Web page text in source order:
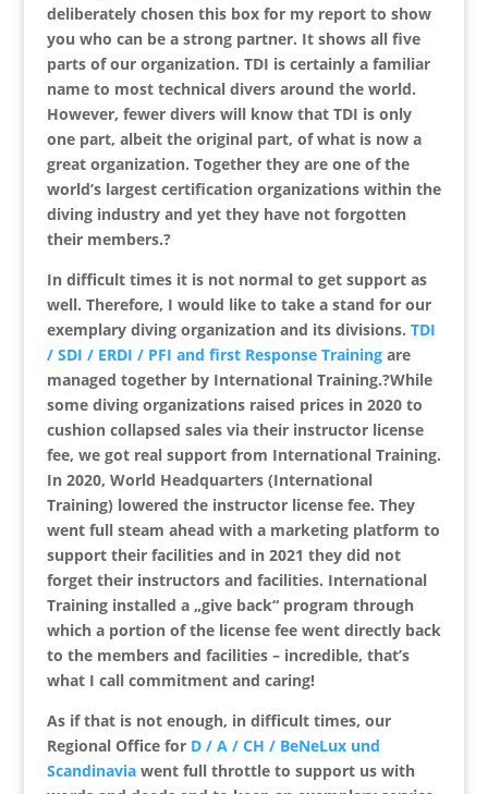
deliberately chosen this box for my report to show
you who can be a strong partner. It shows all five
parts of our organization. TDI is certainly a familiar
name to most technical divers around the world.
However, fewer divers will know that TDI is only
one part, albeit the original part, of what is now a
great organization. Together they are one of the
world’s largest certification organizations within the
diving industry and yet they have not forgotten
their members.?
In difficult times it is not normal to get support as
well. Therefore, I would like to take a stand for our
exemplary diving organization and its divisions. TDI
/ SDI / ERDI / PFI and first Response Trainingare
managed together by International Training.?While
some diving organizations raised prices in 2020 to
cushion collapsed sales via their instructor license
fee, we got real support from International Training.
In 2020, World Headquarters (International
Training) lowered the instructor license fee. They
went full steam ahead with a marketing platform to
support their facilities and in 2021 they did not
forget their instructors and facilities. International
Training installed a „give back“ program through
which a portion of the license fee went directly back
to the members and facilities – incredible, that’s
what I call commitment and caring!
As if that is not enough, in difficult times, our
Regional Office for D / A / CH / BeNeLux und
Scandinavia went full throttle to support us with